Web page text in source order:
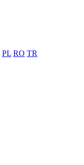
PL RO TR